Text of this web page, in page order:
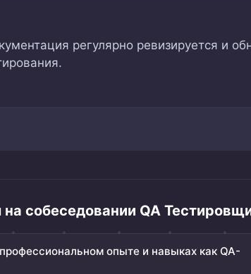
регулярно ревизируется и
собеседовании QA
опыте и навыках как QA-